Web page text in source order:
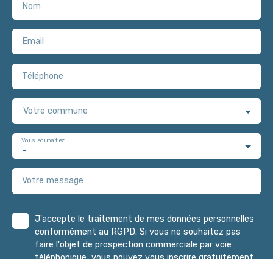
Nom
Email
Téléphone
Votre commune
-
Vous souhaitez
Votre message
J'accepte le traitement de mes données personnelles
conformément au RGPD. Si vous ne souhaitez pas
faire l'objet de prospection commerciale par voie